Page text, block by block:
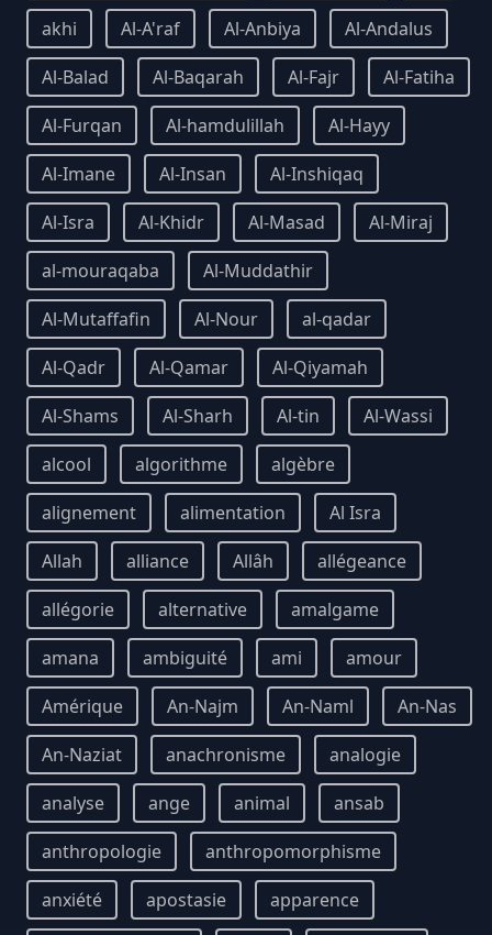
akhi
Al-A'raf Al-Anbiya
Al-Andalus
Al-Balad
Al-Baqarah Al-Fajr
Al-Fatiha
Al-Furqan
Al-hamdulillah
Al-Hayy
Al-Imane
Al-Insan
Al-Inshiqaq
Al-Isra
Al-Khidr Al-Masad
Al-Miraj
al-mouraqaba
Al-Muddathir
Al-Mutaffafin
Al-Nour
al-qadar
Al-Qadr
Al-Qamar
Al-Qiyamah
Al-Shams
Al-Sharh Al-tin
Al-Wassi
alcool
algorithme
algèbre
alignement
alimentation
Al Isra
Allah
alliance Allâh
allégeance
allégorie
alternative
amalgame
amana
ambiguité ami
amour
Amérique
An-Najm An-Naml
An-Nas
An-Naziat
anachronisme
analogie
analyse
ange animal
ansab
anthropologie
anthropomorphisme
anxiété
apostasie
apparence